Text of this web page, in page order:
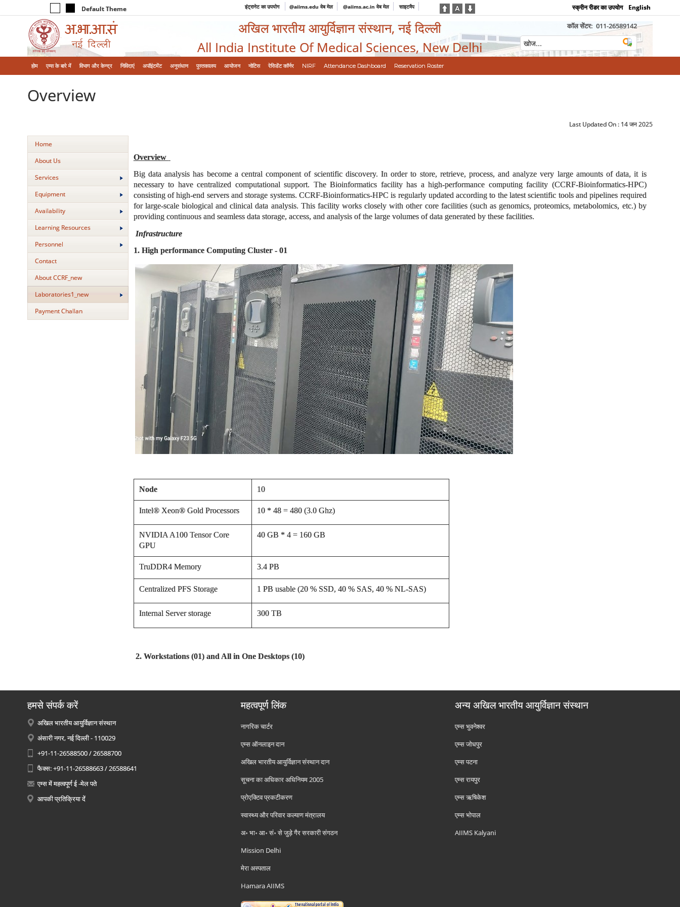
Default Theme इंट्रानेट का उपयोग @aiims.edu वेब मेल @aiims.ac.in वेब मेल साइटमैप स्क्रीन रीडर का उपयोग English
अखिल भारतीय आयुर्विज्ञान संस्थान, नई दिल्ली
All India Institute Of Medical Sciences, New Delhi
कॉल सेंटर: 011-26589142
होम एम्‍स के बारे में विभाग और केन्‍द्र निविदाएं अपॉइंटमेंट अनुसंधान पुस्तकालय आयोजन नोटिस रेसिडेंट कॉर्नर NIRF Attendance Dashboard Reservation Roster
Overview
Last Updated On : 14 जन 2025
Home
About Us
Services
Equipment
Availability
Learning Resources
Personnel
Contact
About CCRF_new
Laboratories1_new
Payment Challan
Overview
Big data analysis has become a central component of scientific discovery. In order to store, retrieve, process, and analyze very large amounts of data, it is
necessary to have centralized computational support. The Bioinformatics facility has a high-performance computing facility (CCRF-Bioinformatics-HPC)
consisting of high-end servers and storage systems. CCRF-Bioinformatics-HPC is regularly updated according to the latest scientific tools and pipelines required
for large-scale biological and clinical data analysis. This facility works closely with other core facilities (such as genomics, proteomics, metabolomics, etc.) by
providing continuous and seamless data storage, access, and analysis of the large volumes of data generated by these facilities.
Infrastructure
1. High performance Computing Cluster - 01
Node 10
Intel® Xeon® Gold Processors 10 * 48 = 480 (3.0 Ghz)
NVIDIA A100 Tensor Core
GPU
40 GB * 4 = 160 GB
TruDDR4 Memory 3.4 PB
Centralized PFS Storage 1 PB usable (20 % SSD, 40 % SAS, 40 % NL-SAS)
Internal Server storage 300 TB
2. Workstations (01) and All in One Desktops (10)
हमसे संपर्क करें
अखिल भारतीय आयुर्विज्ञान संस्थान
अंसारी नगर, नई दिल्ली - 110029
+91-11-26588500 / 26588700
फैक्स: +91-11-26588663 / 26588641
एम्स में महत्वपूर्ण ई -मेल पते
आपकी प्रतिक्रिया दें
महत्वपूर्ण लिंक
नागरिक चार्टर
एम्स ऑनलाइन दान
अखिल भारतीय आयुर्विज्ञान संस्थान दान
सूचना का अधिकार अधिनियम 2005
प्रोएक्टिव प्रकटीकरण
स्वास्थ्य और परिवार कल्याण मंत्रालय
अ॰ भा॰ आ॰ सं॰ से जुड़े गैर सरकारी संगठन
Mission Delhi
मेरा अस्पताल
Hamara AIIMS
अन्य अखिल भारतीय आयुर्विज्ञान संस्थान
एम्‍स भुवनेश्वर
एम्‍स जोधपुर
एम्‍स पटना
एम्‍स रायपुर
एम्‍स ऋषिकेश
एम्‍स भोपाल
AIIMS Kalyani